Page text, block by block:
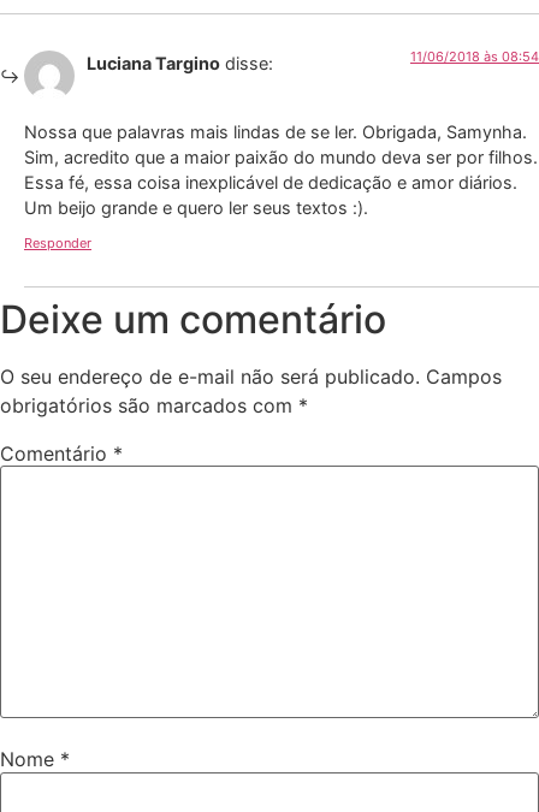
Luciana Targino disse: 11/06/2018 às 08:54
Nossa que palavras mais lindas de se ler. Obrigada, Samynha.
Sim, acredito que a maior paixão do mundo deva ser por filhos.
Essa fé, essa coisa inexplicável de dedicação e amor diários.
Um beijo grande e quero ler seus textos :).
Responder
Deixe um comentário
O seu endereço de e-mail não será publicado. Campos
obrigatórios são marcados com *
Comentário *
Nome *